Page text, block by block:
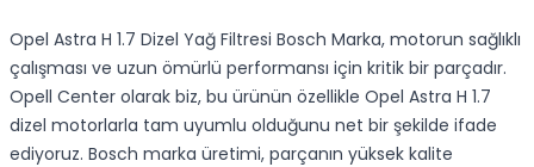
Opel Astra H 1.7 Dizel Yağ Filtresi Bosch Marka, motorun sağlıklı
çalışması ve uzun ömürlü performansı için kritik bir parçadır.
Opell Center olarak biz, bu ürünün özellikle Opel Astra H 1.7
dizel motorlarla tam uyumlu olduğunu net bir şekilde ifade
ediyoruz. Bosch marka üretimi, parçanın yüksek kalite